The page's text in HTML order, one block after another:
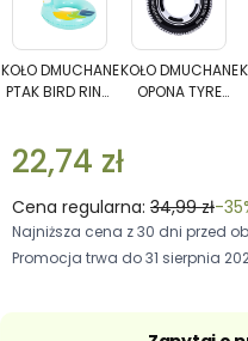
KOŁO
DMUCHANE
PTAK
BIRD
55
CM
KOŁO DMUCHANE
PTAK BIRD RING
KOŁO
OPONA
TYRE
CM
KOŁO DMUCHANE
OPONA TYRE
22,74 zł
Cena regularna: 34,99 zł-
Najniższa cena z 30 dni przed
Promocja trwa do 31 sierpnia